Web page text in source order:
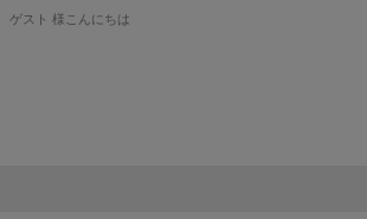
ゲスト 様こんにちは